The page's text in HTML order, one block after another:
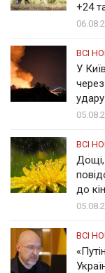
+24
ВСІ
У
ВСІ
Дощі,
до
ВСІ